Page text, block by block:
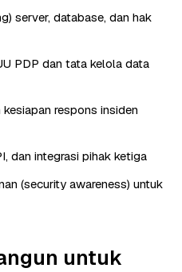
server, database, dan hak
PDP dan tata kelola data
respons insiden
dan integrasi pihak ketiga
(security awareness) untuk
untuk